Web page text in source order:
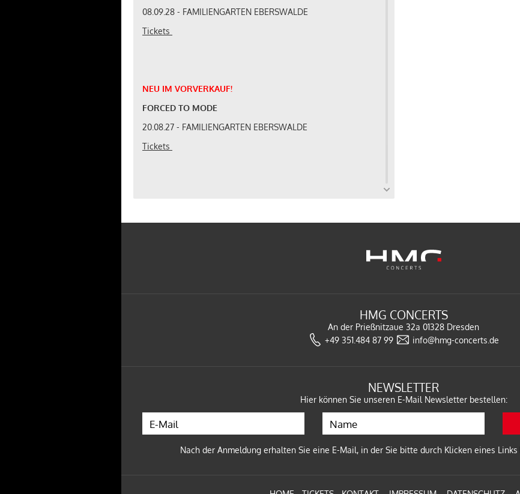
08.09.28 - FAMILIENGARTEN EBERSWALDE
Tickets
NEU IM VORVERKAUF!
FORCED TO MODE
20.08.27 - FAMILIENGARTEN EBERSWALDE
Tickets
WESTBAM - SAVE THE RAVE 2027
NEU IM VORVERKAUF!
KUPFERGOLD - BOSS BITCH BARMAID TOUR 2027
HMG CONCERTS
An der Prießnitzaue 32a 01328 Dresden
+49 351.484 87 99
info@hmg-concerts.de
NEWSLETTER
Hier können Sie unseren E-Mail Newsletter bestellen:
Nach der Anmeldung erhalten Sie eine E-Mail, in der Sie bitte durch Klicken eines